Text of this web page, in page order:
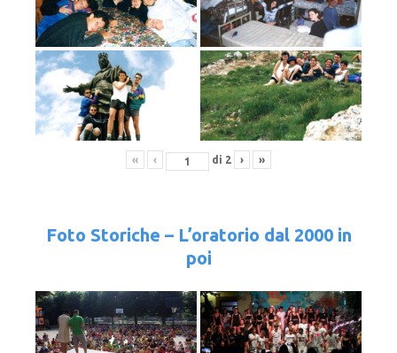
« ‹ di 2 › »
Foto Storiche – L’oratorio dal 2000 in
poi